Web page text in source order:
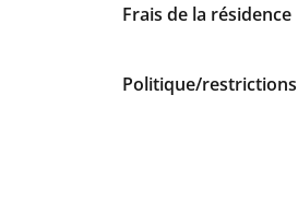
Frais de la résidence
Politique/restrictions